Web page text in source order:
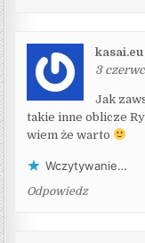
3
Jak
takie inne oblicze
wiem że warto
Wczytywanie…
Odpowiedz